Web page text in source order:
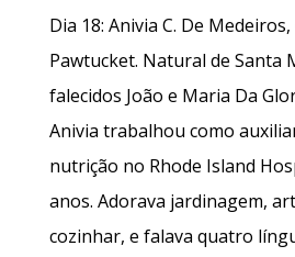
Dia 18: Anivia C. De
Pawtucket. Natural de Santa
falecidos João e Maria Da
Anivia trabalhou como
nutrição no Rhode Island
anos. Adorava jardinagem,
cozinhar, e falava quatro